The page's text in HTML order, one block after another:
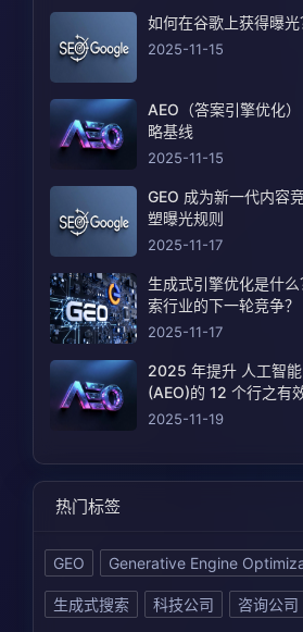
如何在谷歌上获得曝光
2025-11-15
AEO（答案引擎优化
略基线
2025-11-15
GEO 成为新一代内容
塑曝光规则
2025-11-17
生成式引擎优化是什
索行业的下一轮竞争？
2025-11-17
2025 年提升 人工智
(AEO)的 12 个行之有
2025-11-19
热门标签
GEO Generative Engine
生成式搜索 科技公司 咨询公司